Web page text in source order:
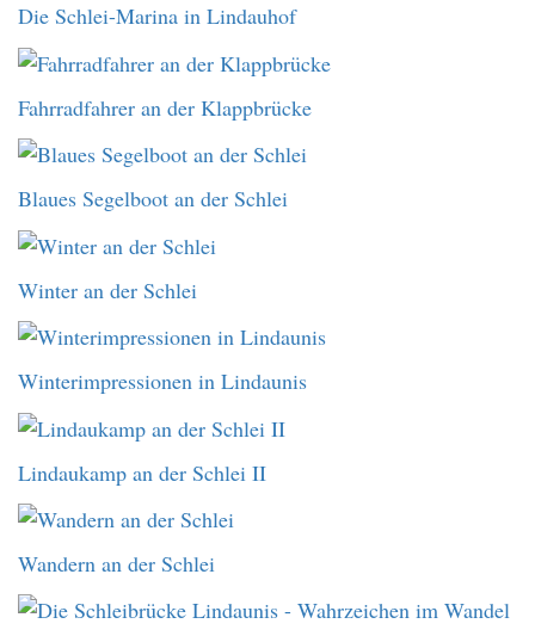
Die Schlei-Marina in Lindauhof
Fahrradfahrer an der Klappbrücke
Blaues Segelboot an der Schlei
Winter an der Schlei
Winterimpressionen in Lindaunis
Lindaukamp an der Schlei II
Wandern an der Schlei